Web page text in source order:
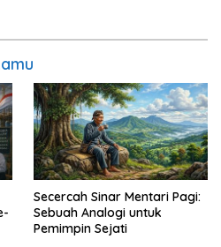
Secercah Sinar Mentari Pagi:
Sebuah Analogi untuk
Pemimpin Sejati